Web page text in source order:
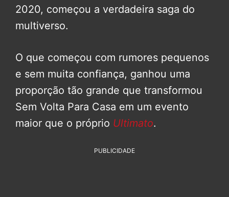
2020, começou a verdadeira saga do
multiverso.
O que começou com rumores pequenos
e sem muita confiança, ganhou uma
proporção tão grande que transformou
Sem Volta Para Casa em um evento
maior que o próprio Ultimato.
PUBLICIDADE